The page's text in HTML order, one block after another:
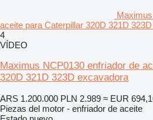
aceite para Caterpillar 320D 321D
4
VÍDEO
Maximus NCP0130 enfriador de
320D 321D 323D excavadora
ARS 1.200.000 PLN 2.989 ≈ EUR
Piezas del motor - enfriador de aceite